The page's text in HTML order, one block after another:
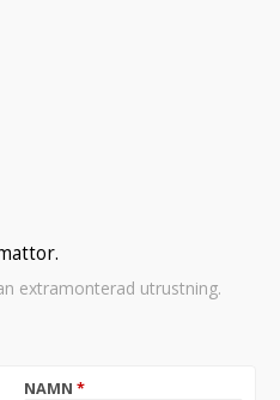
extramonterad utrustning.
NAMN *